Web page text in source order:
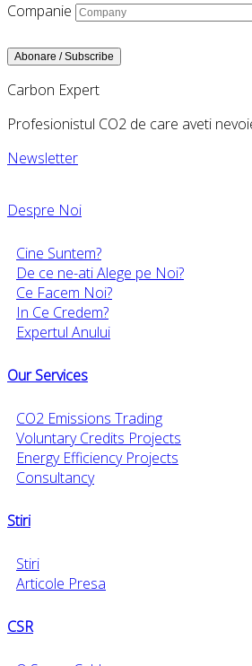
Companie
Carbon Expert
Profesionistul CO2 de care aveti
Newsletter
Despre Noi
Cine Suntem?
De ce ne-ati Alege pe Noi?
Ce Facem Noi?
In Ce Credem?
Expertul Anului
Our Services
CO2 Emissions Trading
Voluntary Credits Projects
Energy Efficiency Projects
Consultancy
Stiri
Stiri
Articole Presa
CSR